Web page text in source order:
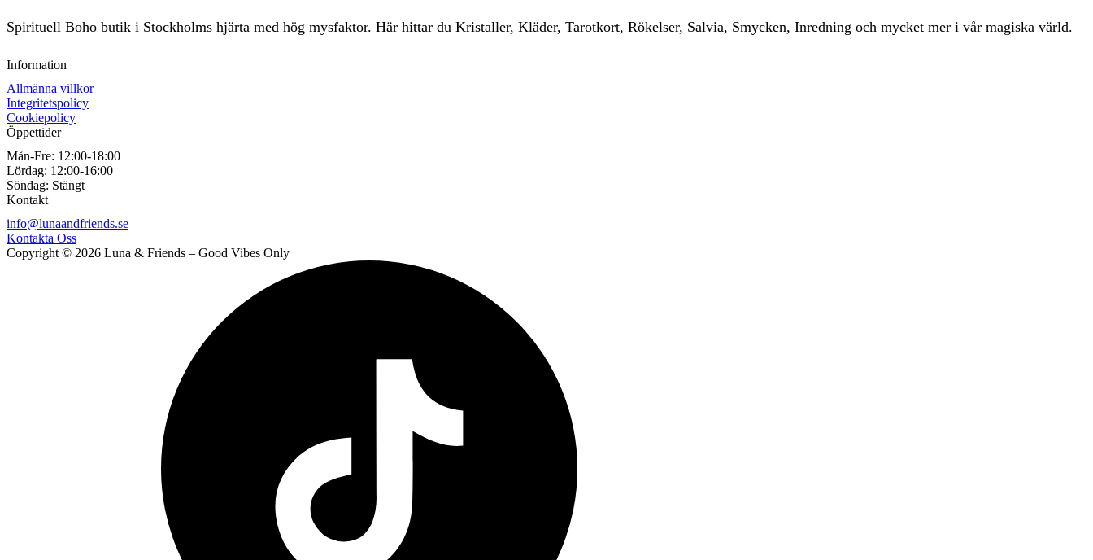
Spirituell Boho butik i Stockholms hjärta med hög mysfaktor. Här hittar du Kristaller, Kläder, Tarotkort, Rökelser, Salvia, Smycken, Inredning och mycket mer i vår magiska värld.
Information
Allmänna villkor
Integritetspolicy
Cookiepolicy
Öppettider
Mån-Fre: 12:00-18:00
Lördag: 12:00-16:00
Söndag: Stängt
Kontakt
info@lunaandfriends.se
Kontakta Oss
Copyright © 2026 Luna & Friends – Good Vibes Only